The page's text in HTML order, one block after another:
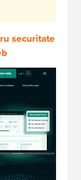
securitate